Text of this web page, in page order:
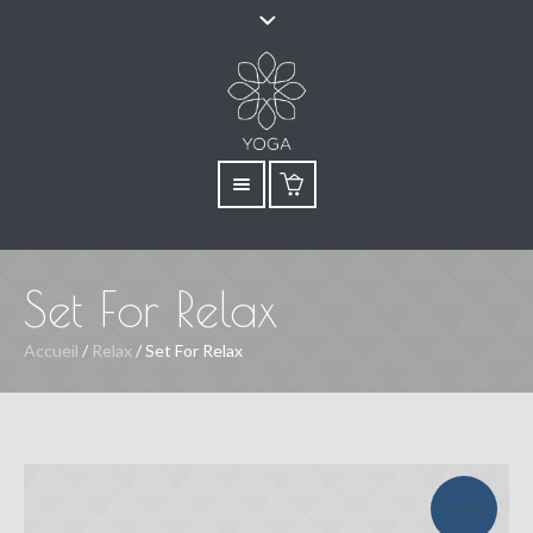
Set For Relax
Accueil / Relax / Set For Relax
Promo !